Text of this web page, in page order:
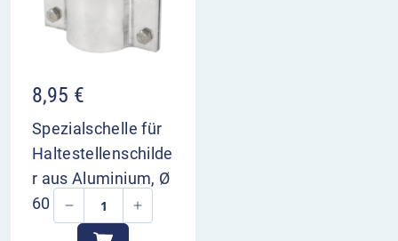
8,95 €
Spezialschelle für
Haltestellenschilde
r aus Aluminium, Ø
60 mm